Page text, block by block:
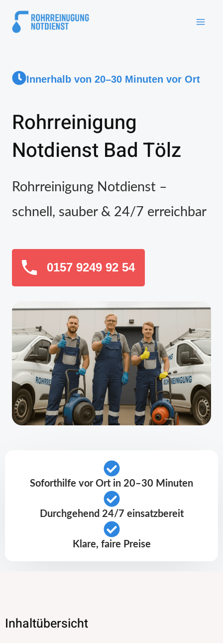
Innerhalb von 20–30 Minuten vor Ort
Rohrreinigung
Notdienst Bad Tölz
Rohrreinigung Notdienst –
schnell, sauber & 24/7 erreichbar
0157 9249 92 54
Soforthilfe vor Ort in 20–30 Minuten
Durchgehend 24/7 einsatzbereit
Klare, faire Preise
Inhaltübersicht